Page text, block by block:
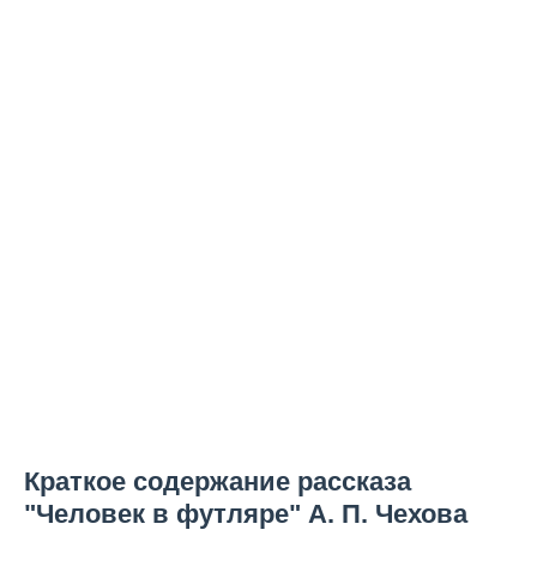
Краткое содержание рассказа
"Человек в футляре" А. П. Чехова